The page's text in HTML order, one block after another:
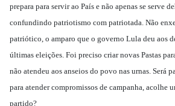
prepara para servir ao País e não apenas se serve
confundindo patriotismo com patriotada. Não
patriótico, o amparo que o governo Lula deu aos
últimas eleições. Foi preciso criar novas Pastas
não atendeu aos anseios do povo nas urnas. Será
para atender compromissos de campanha, acolhe
partido?